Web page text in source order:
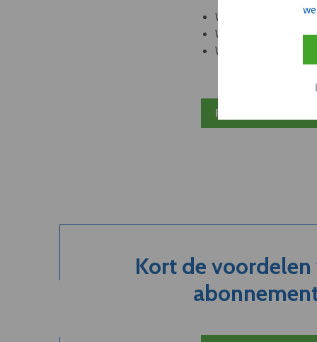
Welke leveranciers
Welke bedrijven
Welke partners en
Plan 20 min inzicht
Kort de voordelen